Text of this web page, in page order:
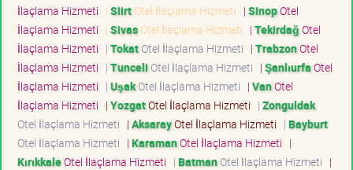
İlaçlama Hizmeti | SiirtOtel İlaçlama Hizmeti | SinopOtel
İlaçlama Hizmeti | SivasOtel İlaçlama Hizmeti | TekirdağOtel
İlaçlama Hizmeti | TokatOtel İlaçlama Hizmeti | TrabzonOtel
İlaçlama Hizmeti | Tunceli Otel İlaçlama Hizmeti | ŞanlıurfaOtel
İlaçlama Hizmeti | UşakOtel İlaçlama Hizmeti | VanOtel
İlaçlama Hizmeti | YozgatOtel İlaçlama Hizmeti | Zonguldak
Otel İlaçlama Hizmeti | AksarayOtel İlaçlama Hizmeti | Bayburt
Otel İlaçlama Hizmeti | KaramanOtel İlaçlama Hizmeti |
KırıkkaleOtel İlaçlama Hizmeti | BatmanOtel İlaçlama Hizmeti |